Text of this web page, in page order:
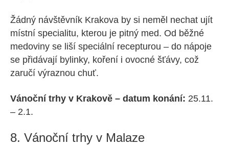
Žádný návštěvník Krakova by si neměl nechat ujít
místní specialitu, kterou je pitný med. Od běžné
medoviny se liší speciální recepturou – do nápoje
se přidávají bylinky, koření i ovocné šťávy, což
zaručí výraznou chuť.
Vánoční trhy v Krakově – datum konání: 25.11.
– 2.1.
8. Vánoční trhy v Malaze